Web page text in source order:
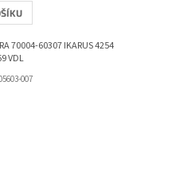
70004-60307 IKARUS 4254
VDL
007